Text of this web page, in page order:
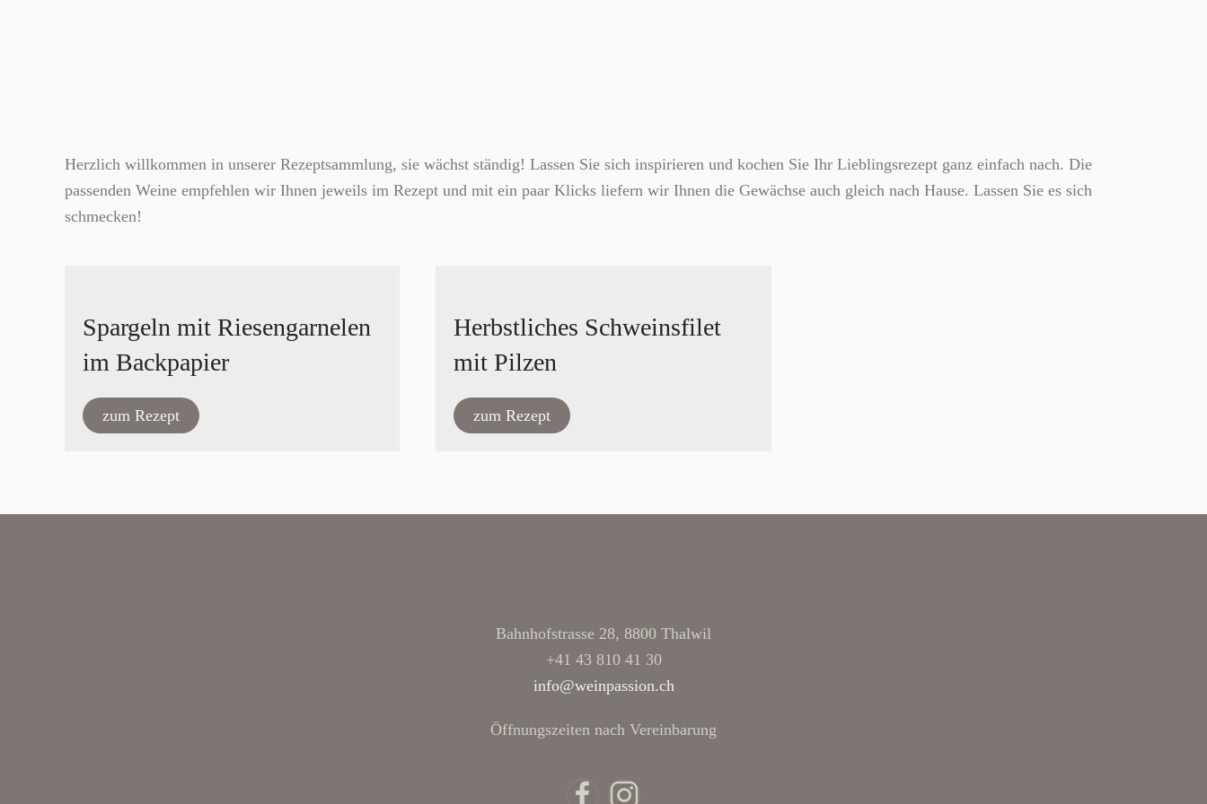
Herzlich willkommen in unserer Rezeptsammlung, sie wächst ständig! Lassen Sie sich inspirieren und kochen Sie Ihr Lieblingsrezept ganz einfach nach. Die
passenden Weine empfehlen wir Ihnen jeweils im Rezept und mit ein paar Klicks liefern wir Ihnen die Gewächse auch gleich nach Hause. Lassen Sie es sich
schmecken!
Spargeln mit Riesengarnelen
im Backpapier
zum Rezept
Herbstliches Schweinsfilet
mit Pilzen
zum Rezept
Bahnhofstrasse 28, 8800 Thalwil
+41 43 810 41 30
info@weinpassion.ch
Öffnungszeiten nach Vereinbarung